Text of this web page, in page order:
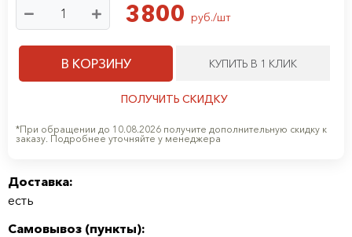
3800 руб./шт
В КОРЗИНУ КУПИТЬ В 1 КЛИК
ПОЛУЧИТЬ СКИДКУ
*При обращении до 10.08.2026 получите дополнительную скидку к
заказу. Подробнее уточняйте у менеджера
Доставка:
есть
Самовывоз (пункты):